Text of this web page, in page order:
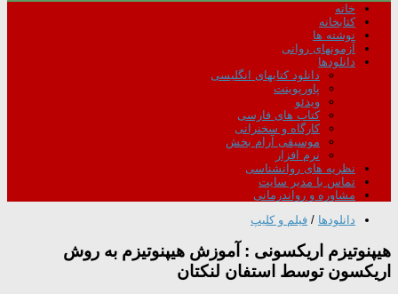
خانه
کتابخانه
نوشته ها
آزمونهای روانی
دانلودها
دانلود کتابهای انگلیسی
پاورپوینت
ویدئو
کتاب های فارسی
کارگاه و سخنرانی
موسیقی آرام بخش
نرم افزار
نظریه های روانشناسی
تماس با مدیر سایت
مشاوره و رواندرمانی
دانلودها / فیلم و کلیپ
هیپنوتیزم اریکسونی : آموزش هیپنوتیزم به روش
اریکسون توسط استفان لنکتان